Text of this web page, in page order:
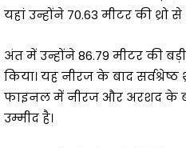
यहां उन्होंने 70.63 मीटर की थ्रो
अंत में उन्होंने 86.79 मीटर की
किया। यह नीरज के बाद सर्वश्रेष्ठ
फाइनल में नीरज और अरशद के
उम्मीद है।